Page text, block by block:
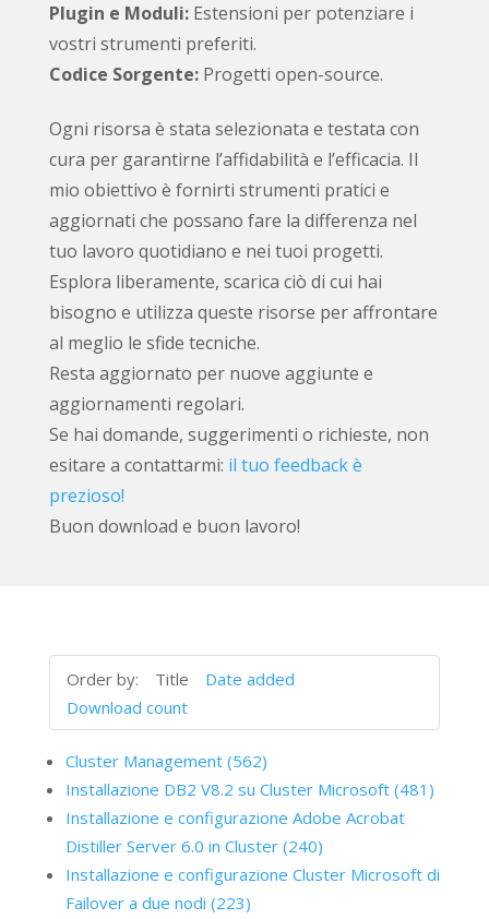
Plugin e Moduli:Estensioni per potenziare i
vostri strumenti preferiti.
Codice Sorgente:Progetti open-source.
Ogni risorsa è stata selezionata e testata con
cura per garantirne l’affidabilità e l’efficacia. Il
mio obiettivo è fornirti strumenti pratici e
aggiornati che possano fare la differenza nel
tuo lavoro quotidiano e nei tuoi progetti.
Esplora liberamente, scarica ciò di cui hai
bisogno e utilizza queste risorse per affrontare
al meglio le sfide tecniche.
Resta aggiornato per nuove aggiunte e
aggiornamenti regolari.
Se hai domande, suggerimenti o richieste, non
esitare a contattarmi: il tuo feedback è
prezioso!
Buon download e buon lavoro!
Order by: Title
Date added
Download count
Cluster Management (562)
Installazione DB2 V8.2 su Cluster Microsoft (481)
Installazione e configurazione Adobe Acrobat
Distiller Server 6.0 in Cluster (240)
Installazione e configurazione Cluster Microsoft di
Failover a due nodi (223)